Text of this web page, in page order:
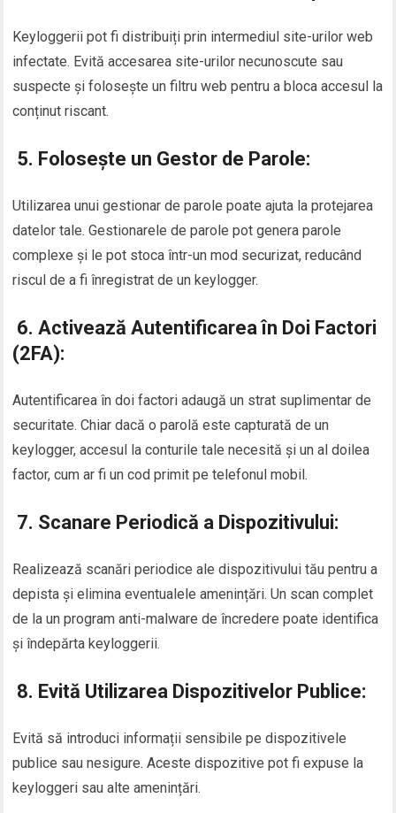
Keyloggerii pot fi distribuiți prin intermediul site-urilor web
infectate. Evită accesarea site-urilor necunoscute sau
suspecte și folosește un filtru web pentru a bloca accesul la
conținut riscant.
5. Folosește un Gestor de Parole:
Utilizarea unui gestionar de parole poate ajuta la protejarea
datelor tale. Gestionarele de parole pot genera parole
complexe și le pot stoca într-un mod securizat, reducând
riscul de a fi înregistrat de un keylogger.
6.Activează Autentificarea în Doi Factori
(2FA):
Autentificarea în doi factori adaugă un strat suplimentar de
securitate. Chiar dacă o parolă este capturată de un
keylogger, accesul la conturile tale necesită și un al doilea
factor, cum ar fi un cod primit pe telefonul mobil.
7. Scanare Periodică a Dispozitivului:
Realizează scanări periodice ale dispozitivului tău pentru a
depista și elimina eventualele amenințări. Un scan complet
de la un program anti-malware de încredere poate identifica
și îndepărta keyloggerii.
8. Evită Utilizarea Dispozitivelor Publice:
Evită să introduci informații sensibile pe dispozitivele
publice sau nesigure. Aceste dispozitive pot fi expuse la
keyloggeri sau alte amenințări.